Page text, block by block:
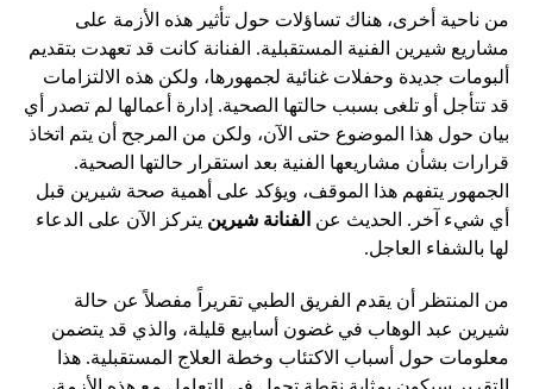
من ناحية أخرى، هناك تساؤلات حول تأثير هذه الأزمة على
مشاريع شيرين الفنية المستقبلية. الفنانة كانت قد تعهدت بتقديم
ألبومات جديدة وحفلات غنائية لجمهورها، ولكن هذه الالتزامات
قد تتأجل أو تلغى بسبب حالتها الصحية. إدارة أعمالها لم تصدر أي
بيان حول هذا الموضوع حتى الآن، ولكن من المرجح أن يتم اتخاذ
قرارات بشأن مشاريعها الفنية بعد استقرار حالتها الصحية.
الجمهور يتفهم هذا الموقف، ويؤكد على أهمية صحة شيرين قبل
أي شيء آخر. الحديث عن الفنانة شيرين يتركز الآن على الدعاء
لها بالشفاء العاجل.
من المنتظر أن يقدم الفريق الطبي تقريراً مفصلاً عن حالة
شيرين عبد الوهاب في غضون أسابيع قليلة، والذي قد يتضمن
معلومات حول أسباب الاكتئاب وخطة العلاج المستقبلية. هذا